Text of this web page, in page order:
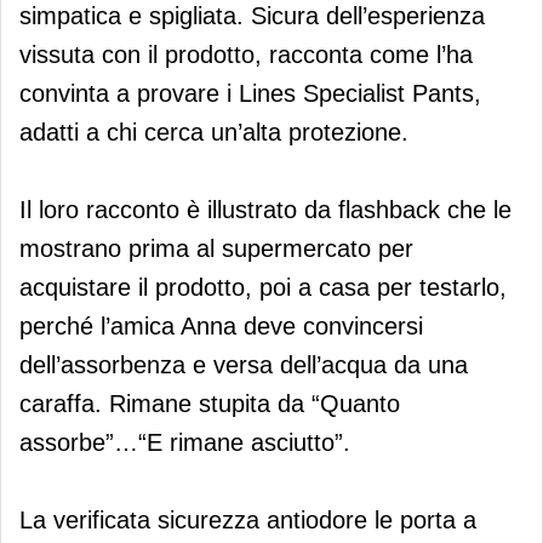
simpatica e spigliata. Sicura dell’esperienza
vissuta con il prodotto, racconta come l’ha
convinta a provare i Lines Specialist Pants,
adatti a chi cerca un’alta protezione.
Il loro racconto è illustrato da flashback che le
mostrano prima al supermercato per
acquistare il prodotto, poi a casa per testarlo,
perché l’amica Anna deve convincersi
dell’assorbenza e versa dell’acqua da una
caraffa. Rimane stupita da “Quanto
assorbe”…“E rimane asciutto”.
La verificata sicurezza antiodore le porta a